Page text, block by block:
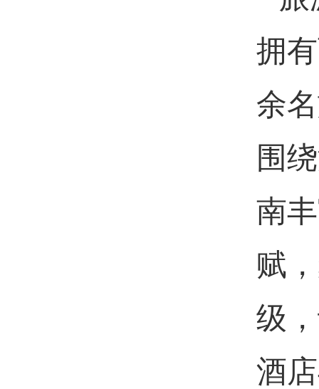
拥
余
围
南
赋
级
酒